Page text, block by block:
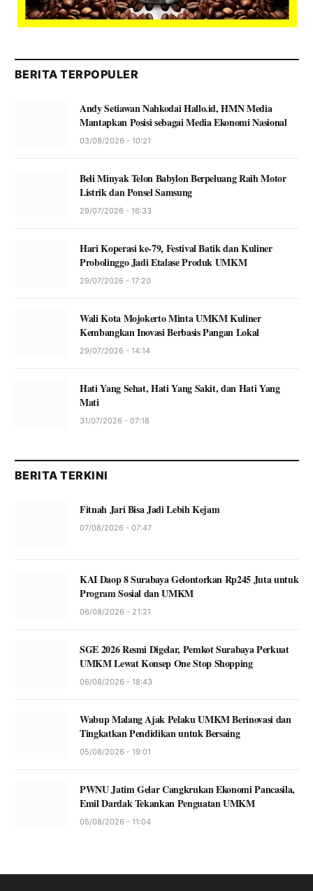
BERITA TERPOPULER
Andy Setiawan Nahkodai Hallo.id, HMN Media
Mantapkan Posisi sebagai Media Ekonomi Nasional
03/08/2026 - 10:21
Beli Minyak Telon Babylon Berpeluang Raih Motor
Listrik dan Ponsel Samsung
29/07/2026 - 16:33
Hari Koperasi ke-79, Festival Batik dan Kuliner
Probolinggo Jadi Etalase Produk UMKM
29/07/2026 - 17:20
Wali Kota Mojokerto Minta UMKM Kuliner
Kembangkan Inovasi Berbasis Pangan Lokal
29/07/2026 - 14:14
Hati Yang Sehat, Hati Yang Sakit, dan Hati Yang
Mati
31/07/2026 - 07:18
BERITA TERKINI
Fitnah Jari Bisa Jadi Lebih Kejam
07/08/2026 - 07:47
KAI Daop 8 Surabaya Gelontorkan Rp245 Juta untuk
Program Sosial dan UMKM
06/08/2026 - 21:21
SGE 2026 Resmi Digelar, Pemkot Surabaya Perkuat
UMKM Lewat Konsep One Stop Shopping
06/08/2026 - 18:43
Wabup Malang Ajak Pelaku UMKM Berinovasi dan
Tingkatkan Pendidikan untuk Bersaing
05/08/2026 - 19:01
PWNU Jatim Gelar Cangkrukan Ekonomi Pancasila,
Emil Dardak Tekankan Penguatan UMKM
05/08/2026 - 11:04